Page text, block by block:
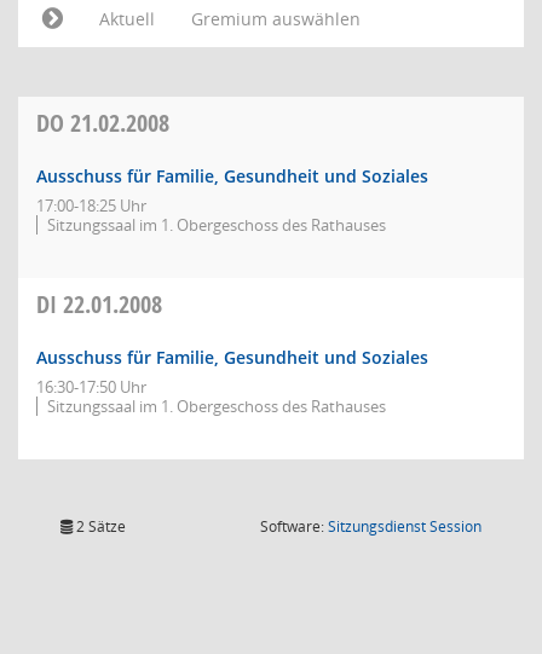
Aktuell
Gremium auswählen
DO 21.02.2008
Ausschuss für Familie, Gesundheit und Soziales
17:00-18:25 Uhr
Sitzungssaal im 1. Obergeschoss des Rathauses
DI 22.01.2008
Ausschuss für Familie, Gesundheit und Soziales
16:30-17:50 Uhr
Sitzungssaal im 1. Obergeschoss des Rathauses
2 Sätze Software:SitzungsdienstSession(Wird in